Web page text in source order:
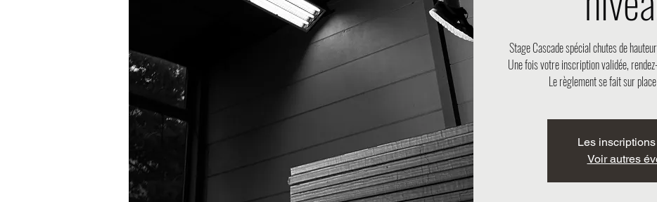
Stage Cascade spécial chutes de
Une fois votre inscription validée,
Le règlement se fait sur
Les
Voir autres